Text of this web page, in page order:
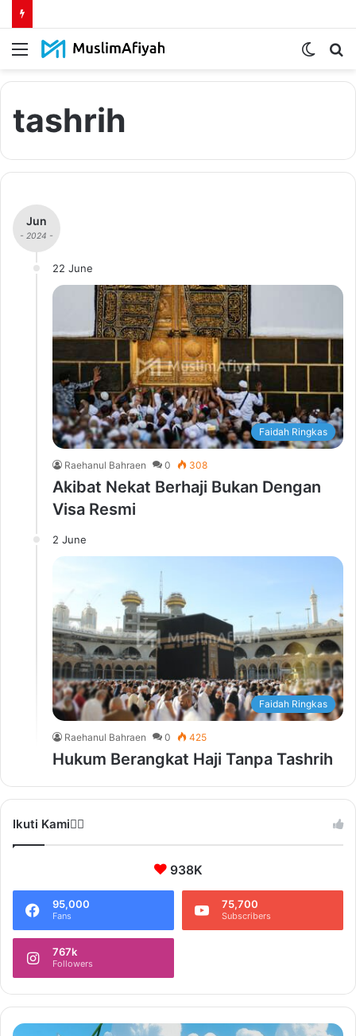
Menu
Switch
tashrih
Jun
- 2024 -
22 June
Faidah Ringkas
Raehanul Bahraen 0 308
Akibat Nekat Berhaji Bukan Dengan
Visa Resmi
2 June
Faidah Ringkas
Raehanul Bahraen 0 425
Hukum Berangkat Haji Tanpa Tashrih
Ikuti Kami❤️‍🔥
938K
95,000
Fans
75,700
Subscribers
767k
Followers